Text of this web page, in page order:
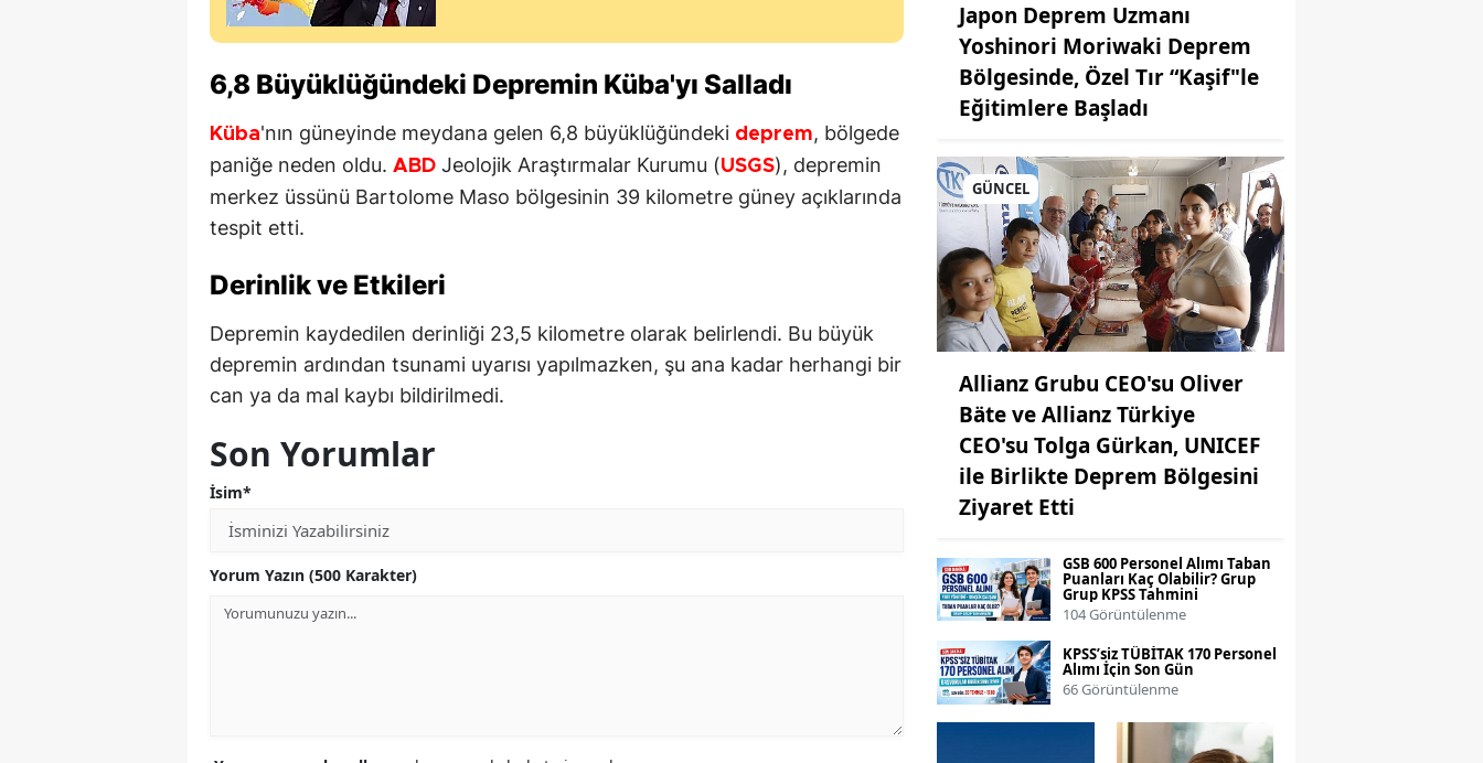
6,8 Büyüklüğündeki Depremin Küba'yı Salladı
Küba'nın güneyinde meydana gelen 6,8 büyüklüğündeki deprem, bölgede
paniğe neden oldu. ABD Jeolojik Araştırmalar Kurumu (USGS), depremin
merkez üssünü Bartolome Maso bölgesinin 39 kilometre güney açıklarında
tespit etti.
Derinlik ve Etkileri
Depremin kaydedilen derinliği 23,5 kilometre olarak belirlendi. Bu büyük
depremin ardından tsunami uyarısı yapılmazken, şu ana kadar herhangi bir
can ya da mal kaybı bildirilmedi.
Son Yorumlar
İsim*
Yorum Yazın (500 Karakter)
Japon Deprem Uzmanı
Yoshinori Moriwaki Deprem
Bölgesinde, Özel Tır “Kaşif"le
Eğitimlere Başladı
GÜNCEL
Allianz Grubu CEO'su Oliver
Bäte ve Allianz Türkiye
CEO'su Tolga Gürkan, UNICEF
ile Birlikte Deprem Bölgesini
Ziyaret Etti
GSB 600 Personel Alımı Taban
Puanları Kaç Olabilir? Grup
Grup KPSS Tahmini
104 Görüntülenme
KPSS’siz TÜBİTAK 170 Personel
Alımı İçin Son Gün
66 Görüntülenme